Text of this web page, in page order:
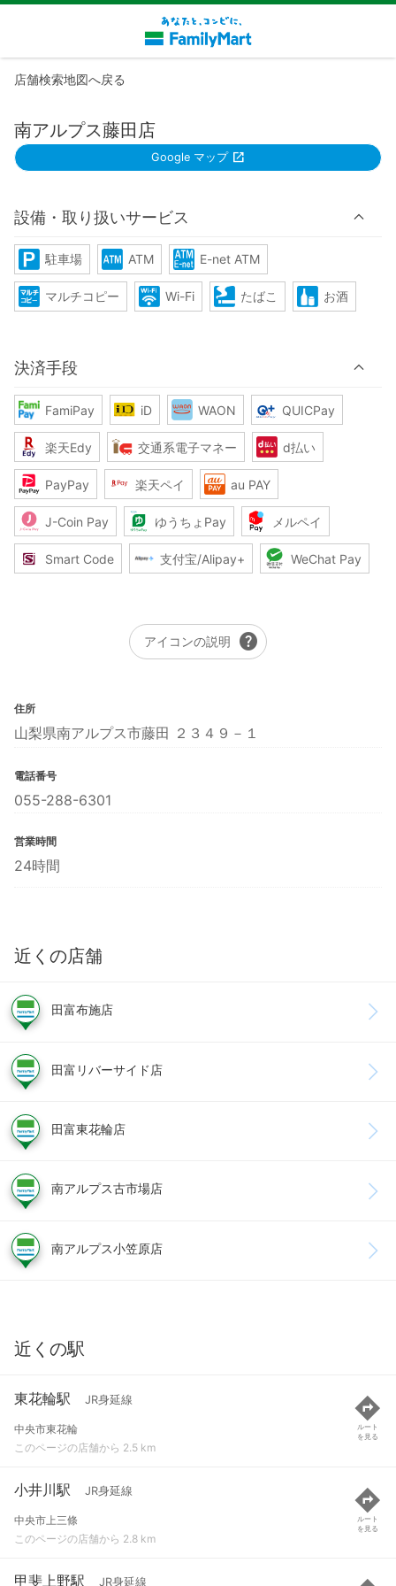
店舗検索地図へ戻る
南アルプス藤田店
Google マップ
設備・取り扱いサービス
駐車場 ATM E-net ATM
マルチコピー Wi-Fi たばこ お酒
決済手段
FamiPay iD WAON QUICPay
楽天Edy 交通系電子マネー d払い
PayPay 楽天ペイ au PAY
J-Coin Pay ゆうちょPay メルペイ
Smart Code 支付宝/Alipay+ WeChat Pay
アイコンの説明 help
住所
山梨県南アルプス市藤田 ２３４９－１
電話番号
055-288-6301
営業時間
24時間
近くの店舗
田富布施店
田富リバーサイド店
田富東花輪店
南アルプス古市場店
南アルプス小笠原店
近くの駅
東花輪駅 JR身延線
中央市東花輪
このページの店舗から 2.5 km
ルート
を見る
小井川駅 JR身延線
中央市上三條
このページの店舗から 2.8 km
ルート
を見る
甲斐上野駅 JR身延線